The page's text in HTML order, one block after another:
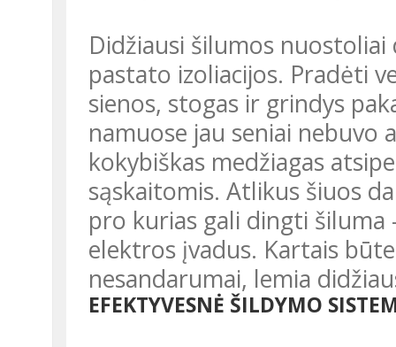
Didžiausi šilumos nuostoliai dažniausiai atsiranda dėl prastos
pastato izoliacijos. Pradėti
sienos, stogas ir grindys
namuose jau seniai nebuvo
kokybiškas medžiagas
sąskaitomis. Atlikus šiuos
pro kurias gali dingti šiluma
elektros įvadus. Kartais
nesandarumai, lemia
EFEKTYVESNĖ ŠILDYMO